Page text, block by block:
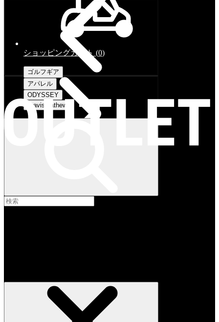
ショッピングカート (0)
ゴルフギア
アパレル
ODYSSEY
Travismathew